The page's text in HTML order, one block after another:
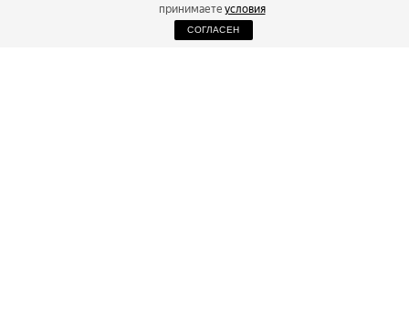
принимаете условия
СОГЛАСЕН